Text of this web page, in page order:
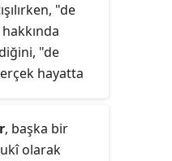
"de
"de
hayatta
, başka bir
olarak